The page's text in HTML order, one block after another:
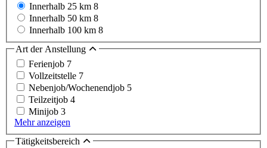
Innerhalb 25 km 8
Innerhalb 50 km 8
Innerhalb 100 km 8
Art der Anstellung
Ferienjob 7
Vollzeitstelle 7
Nebenjob/Wochenendjob 5
Teilzeitjob 4
Minijob 3
Mehr anzeigen
Tätigkeitsbereich